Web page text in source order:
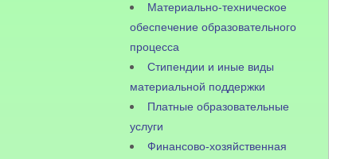
Материально-техническое
обеспечение образовательного
процесса
Стипендии и иные виды
материальной поддержки
Платные образовательные
услуги
Финансово-хозяйственная